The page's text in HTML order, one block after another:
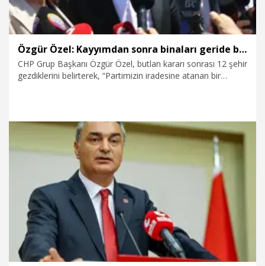
casusluk davasındayız ve İmamoğlu yargılanmaya devam
ediyor. MİT’e müzekkere yazıldı, cevap yok" dedi. Duruşma
29 Eylül'e ertelendi.
Özgür Özel: Kayyımdan sonra binaları geride bıraktık, yürüyoruz
CHP Grup Başkanı Özgür Özel, butlan kararı sonrası 12 şehir
gezdiklerini belirterek, “Partimizin iradesine atanan bir
Politika